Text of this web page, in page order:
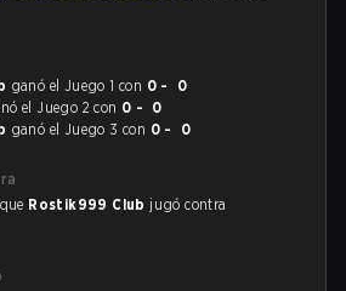
ganó el Juego 1 con 0 - 0
el Juego 2 con 0 - 0
ganó el Juego 3 con 0 - 0
Rostik999 Club jugó contra